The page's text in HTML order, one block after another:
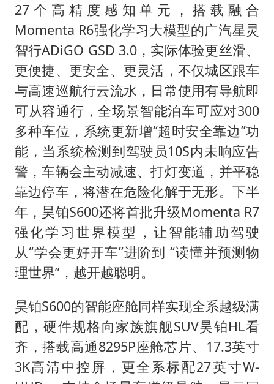
27个高精度感知单元，搭载融合
Momenta R6强化学习大模型的广汽星灵
智行ADiGO GSD 3.0，实际体验更丝滑、
更便捷、更安全、更灵活，不仅城区跟车
与高速巡航行云流水，日常使用有导航即
可从容通行，全场景智能泊车可应对300
多种车位，系统更新增“超时安全靠边”功
能，当系统检测到驾驶员10S内未响应告
警，车辆会主动减速、打灯变道，并平稳
靠边停车，将潜在危险化解于无形。下半
年，昊铂S600还将首批升级Momenta R7
强化学习世界模型，让智能辅助驾驶
从“学会更好开车”进阶到 “读懂并预测物
理世界”，越开越聪明。
昊铂S600的智能座舱同样实现全系越级满
配，硬件规格向家族旗舰SUV昊铂HL看
齐，搭载高通8295P座舱芯片、17.3英寸
3K高清中控屏，更全系标配27英寸W-